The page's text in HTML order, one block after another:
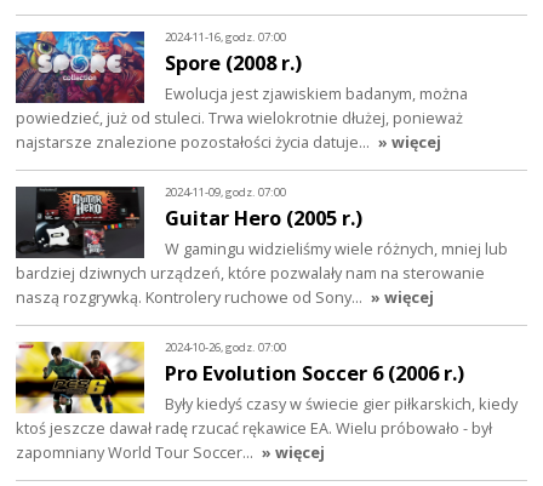
2024-11-16, godz. 07:00
Spore (2008 r.)
Ewolucja jest zjawiskiem badanym, można
powiedzieć, już od stuleci. Trwa wielokrotnie dłużej, ponieważ
najstarsze znalezione pozostałości życia datuje… » więcej
2024-11-09, godz. 07:00
Guitar Hero (2005 r.)
W gamingu widzieliśmy wiele różnych, mniej lub
bardziej dziwnych urządzeń, które pozwalały nam na sterowanie
naszą rozgrywką. Kontrolery ruchowe od Sony… » więcej
2024-10-26, godz. 07:00
Pro Evolution Soccer 6 (2006 r.)
Były kiedyś czasy w świecie gier piłkarskich, kiedy
ktoś jeszcze dawał radę rzucać rękawice EA. Wielu próbowało - był
zapomniany World Tour Soccer… » więcej